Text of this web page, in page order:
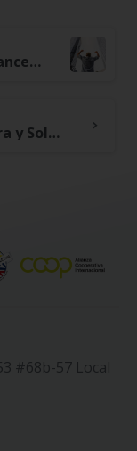
Libertad Financiera al Alcance: Aprende a Tomar Decisiones Financieras Inteligentes
Sostenibilidad Financiera y Solvencia: El Binomio Ganador para tu Futuro Financiero
#68b-57 Local